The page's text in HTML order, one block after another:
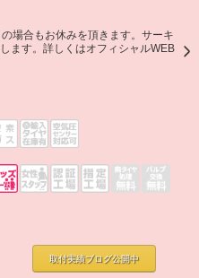
場合もお休みを頂きます。サーキ
ます。詳しくはオフィシャルWEB
取付実績ブログ公開中